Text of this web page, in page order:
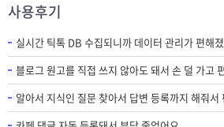
사용후기
실시간 틱톡 DB 수집되니까 데이터 관리가 편해
블로그 원고를 직접 쓰지 않아도 돼서 손 덜 가고
알아서 지식인 질문 찾아서 답변 등록까지 해줘서